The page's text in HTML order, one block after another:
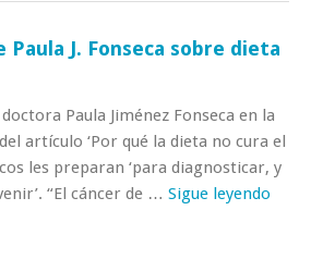
Paula J. Fonseca sobre dieta
Paula Jiménez Fonseca en la
artículo ‘Por qué la dieta no cura el
les preparan ‘para diagnosticar, y
“El cáncer de … Sigue leyendo